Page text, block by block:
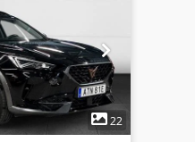
22